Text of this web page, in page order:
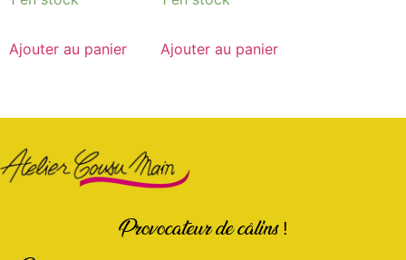
Ajouter au panier Ajouter au panier
Provocateur de câlins !